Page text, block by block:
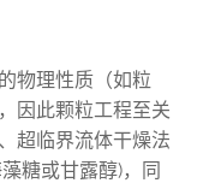
物理性质（如粒
因此颗粒工程至关
超临界流体干燥法
糖或甘露醇)，同